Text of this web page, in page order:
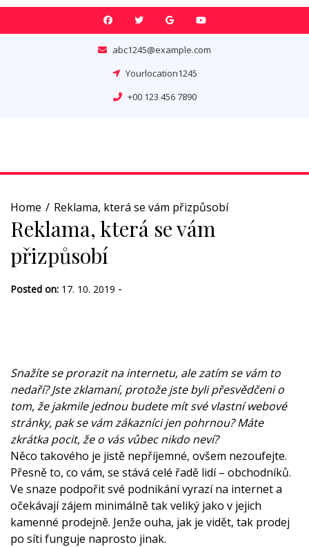
Skip
abc1245@example.com
Yourlocation1245
+00 123 456 7890
Home Reklama, která se vám přizpůsobí
Reklama, která se vám
přizpůsobí
Posted on: 17. 10. 2019 -
Snažíte se prorazit na internetu, ale zatím se vám to
nedaří? Jste zklamaní, protože jste byli přesvědčeni o
tom, že jakmile jednou budete mít své vlastní webové
stránky, pak se vám zákazníci jen pohrnou? Máte
zkrátka pocit, že o vás vůbec nikdo neví?
Něco takového je jistě nepříjemné, ovšem nezoufejte.
Přesně to, co vám, se stává celé řadě lidí – obchodníků.
Ve snaze podpořit své podnikání vyrazí na internet a
očekávají zájem minimálně tak veliký jako v jejich
kamenné prodejně. Jenže ouha, jak je vidět, tak prodej
po síti funguje naprosto jinak.